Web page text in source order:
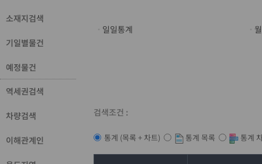
소재지검색
기일별물건
예정물건
역세권검색
차량검색
이해관계인
일일통계
검색조건 :
통계 (목록 + 차트) 통계 목록 통계